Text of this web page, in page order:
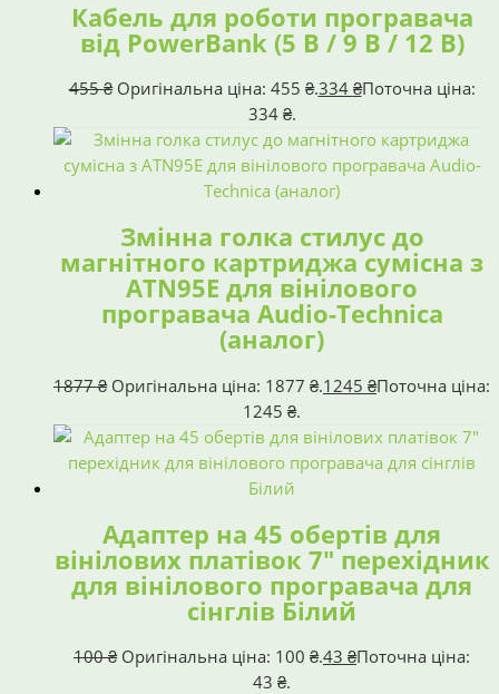
Кабель для роботи програвача
від PowerBank (5 В / 9 В / 12 В)
455₴ Оригінальна ціна: 455 ₴.334 ₴Поточна ціна:
334 ₴.
Змінна голка стилус до
магнітного картриджа сумісна з
ATN95E для вінілового
програвача Audio-Technica
(аналог)
1877₴ Оригінальна ціна: 1877 ₴.1245 ₴Поточна ціна:
1245 ₴.
Адаптер на 45 обертів для
вінілових платівок 7″ перехідник
для вінілового програвача для
сінглів Білий
100₴ Оригінальна ціна: 100 ₴.43 ₴Поточна ціна:
43 ₴.